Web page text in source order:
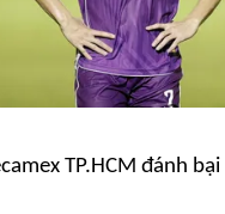
TP.HCM đánh bại